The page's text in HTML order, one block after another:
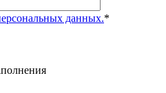
данных.*